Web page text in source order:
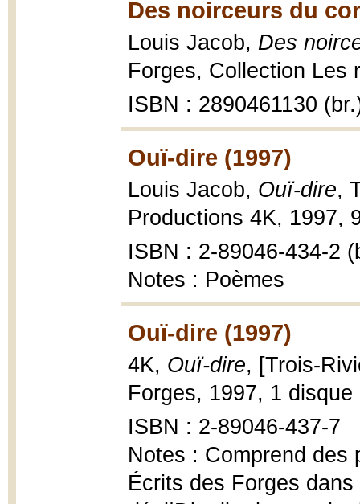
Des noirceurs du
Louis Jacob, Des
Forges, Collection Les
ISBN : 2890461130
Ouï-dire (1997)
Louis Jacob, Ouï-dire,
Productions 4K, 1997,
ISBN : 2-89046-434-2
Notes : Poèmes
Ouï-dire (1997)
4K, Ouï-dire, [Trois-
Forges, 1997, 1
ISBN : 2-89046-437-7
Notes : Comprend des
Écrits des Forges